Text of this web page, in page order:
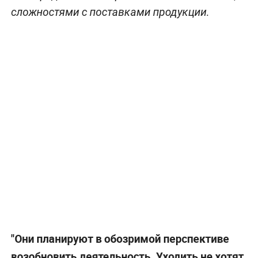
сложностями с поставками продукции.
"Они планируют в обозримой перспективе